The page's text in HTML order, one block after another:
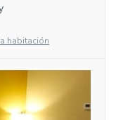
habitación